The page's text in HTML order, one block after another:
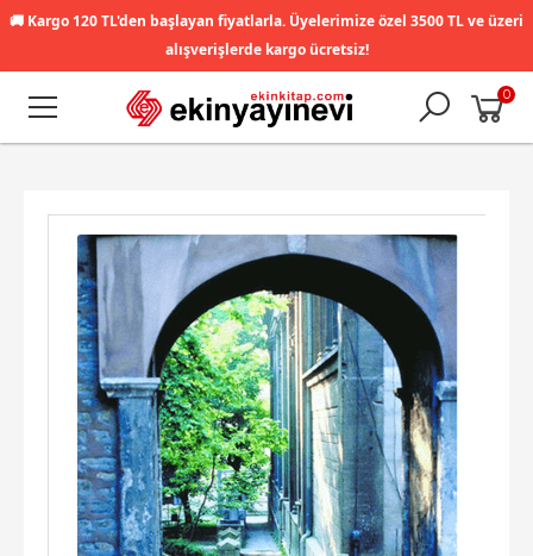
🚚 Kargo 120 TL'den başlayan fiyatlarla. Üyelerimize özel 3500 TL ve üzeri
alışverişlerde kargo ücretsiz!
0